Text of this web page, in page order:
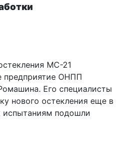
МС-21
предприятие ОНПП
Его специалисты
нового остекления еще в
испытаниям подошли